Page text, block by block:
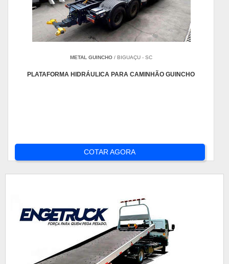
METAL GUINCHO/ BIGUAÇU - SC
PLATAFORMA HIDRÁULICA PARA CAMINHÃO GUINCHO
COTAR AGORA